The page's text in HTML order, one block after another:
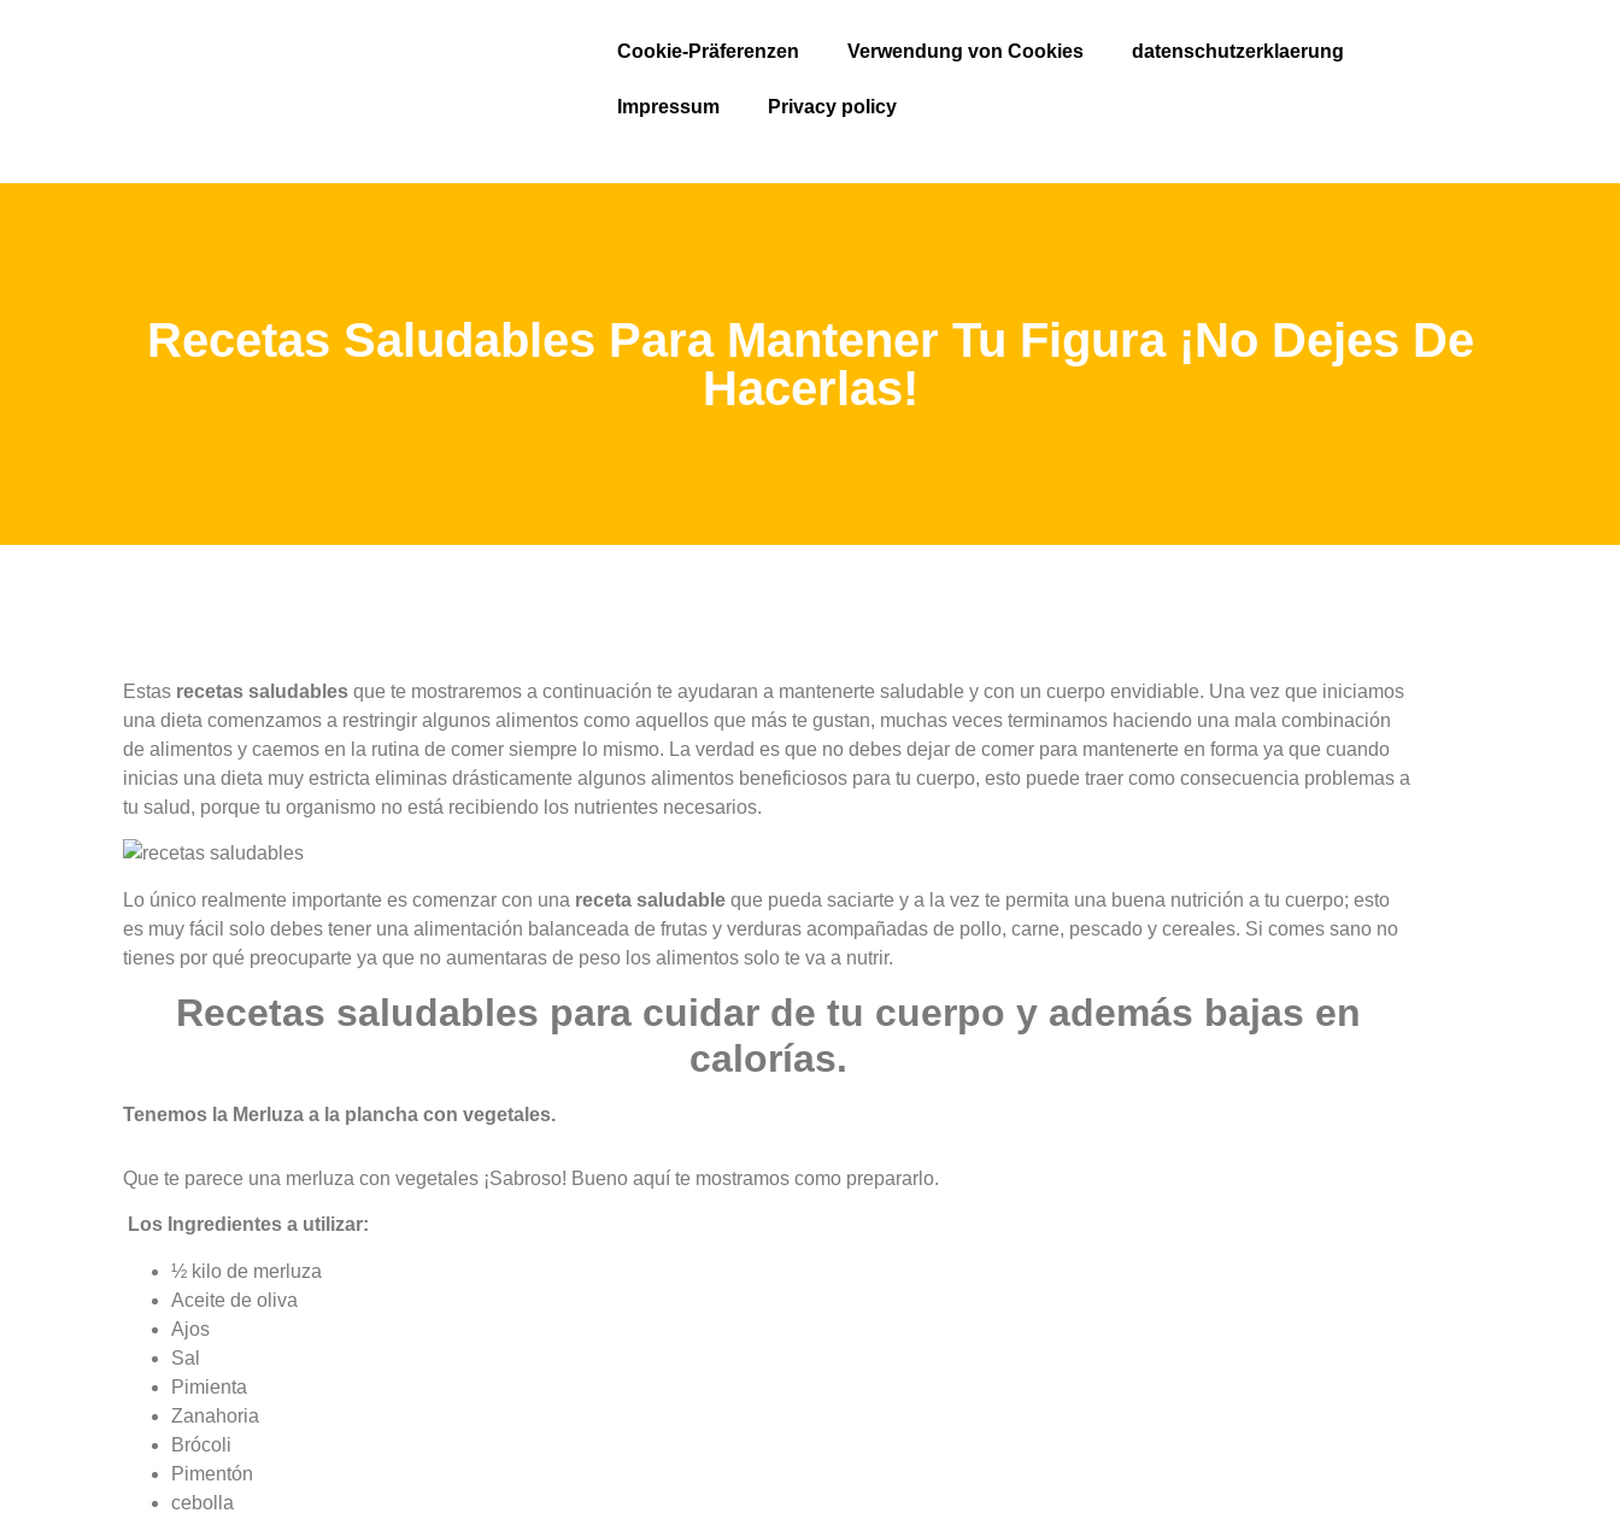
Cookie-Präferenzen Verwendung von Cookies datenschutzerklaerung
Impressum Privacy policy
Recetas Saludables Para Mantener Tu Figura ¡No Dejes De
Hacerlas!
Estas recetas saludables que te mostraremos a continuación te ayudaran a mantenerte saludable y con un cuerpo envidiable. Una vez que iniciamos
una dieta comenzamos a restringir algunos alimentos como aquellos que más te gustan, muchas veces terminamos haciendo una mala combinación
de alimentos y caemos en la rutina de comer siempre lo mismo. La verdad es que no debes dejar de comer para mantenerte en forma ya que cuando
inicias una dieta muy estricta eliminas drásticamente algunos alimentos beneficiosos para tu cuerpo, esto puede traer como consecuencia problemas a
tu salud, porque tu organismo no está recibiendo los nutrientes necesarios.
Lo único realmente importante es comenzar con una receta saludable que pueda saciarte y a la vez te permita una buena nutrición a tu cuerpo; esto
es muy fácil solo debes tener una alimentación balanceada de frutas y verduras acompañadas de pollo, carne, pescado y cereales. Si comes sano no
tienes por qué preocuparte ya que no aumentaras de peso los alimentos solo te va a nutrir.
Recetas saludables para cuidar de tu cuerpo y además bajas en
calorías.
Tenemos la Merluza a la plancha con vegetales.
Que te parece una merluza con vegetales ¡Sabroso! Bueno aquí te mostramos como prepararlo.
Los Ingredientes a utilizar:
½ kilo de merluza
Aceite de oliva
Ajos
Sal
Pimienta
Zanahoria
Brócoli
Pimentón
cebolla